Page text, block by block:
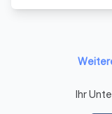
Ihr